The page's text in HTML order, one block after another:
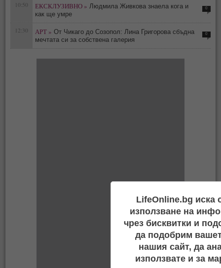
10:50 ЕКСКЛУЗИВНО » Людмила Живкова знаела кога и
как ще умре
0
12:30 АРТ » От Чикаго до Созопол: Лина Григорова сбъдна
мечтата си за собствена галерия
0
LifeOnline.bg иска
използване на
чрез бисквитки и
да подобрим
нашия сайт, да
използвате и за